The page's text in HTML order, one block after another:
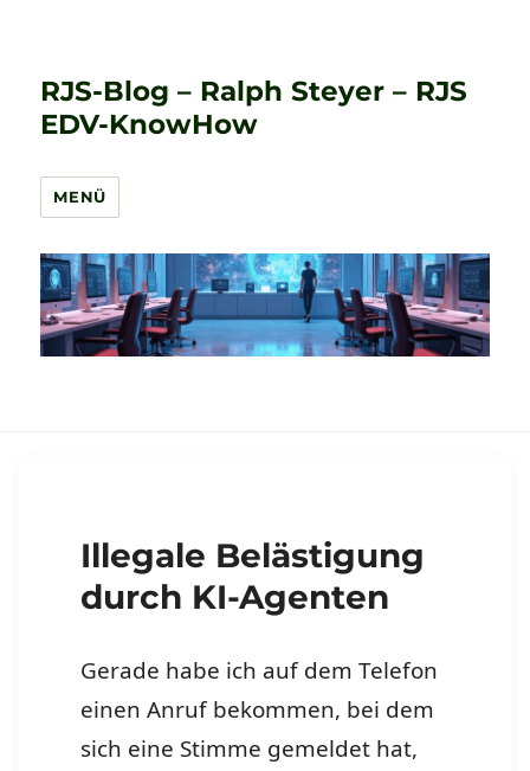
RJS-Blog – Ralph Steyer – RJS
EDV-KnowHow
MENÜ
Illegale Belästigung
durch KI-Agenten
Gerade habe ich auf dem Telefon
einen Anruf bekommen, bei dem
sich eine Stimme gemeldet hat,